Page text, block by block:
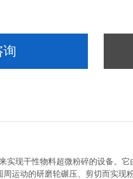
询
实现干性物料超微粉碎的设备。
运动的研磨轮碾压、剪切而实现